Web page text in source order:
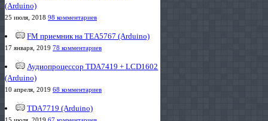
(Arduino)
25 июля, 2018 98 комментариев
FM приемник на TEA5767 (Arduino)
17 января, 2019 78 комментариев
Аудиопроцессор TDA7419 + LCD1602
(Arduino)
10 апреля, 2019 68 комментариев
TDA7719 (Arduino)